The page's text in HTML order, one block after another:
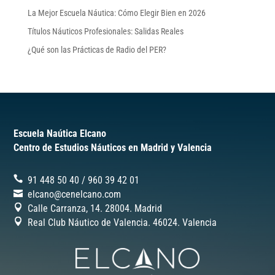
La Mejor Escuela Náutica: Cómo Elegir Bien en 2026
Títulos Náuticos Profesionales: Salidas Reales
¿Qué son las Prácticas de Radio del PER?
Escuela Naútica Elcano
Centro de Estudios Náuticos en Madrid y Valencia
91 448 50 40 /‎960 39 42 01
elcano@cenelcano.com
Calle Carranza, 14. 28004. Madrid
Real Club Náutico de Valencia. 46024. Valencia